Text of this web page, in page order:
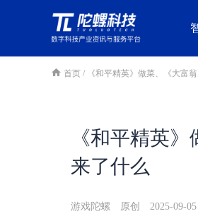
首页 / 《和平精英》做菜、《大富
《和平精英
来了什么
游戏陀螺 原创 2025-09-